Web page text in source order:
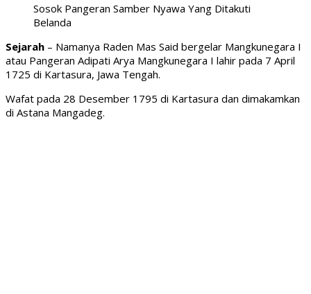
Sosok Pangeran Samber Nyawa Yang Ditakuti
Belanda
Sejarah – Namanya Raden Mas Said bergelar Mangkunegara I
atau Pangeran Adipati Arya Mangkunegara I lahir pada 7 April
1725 di Kartasura, Jawa Tengah.
Wafat pada 28 Desember 1795 di Kartasura dan dimakamkan
di Astana Mangadeg.